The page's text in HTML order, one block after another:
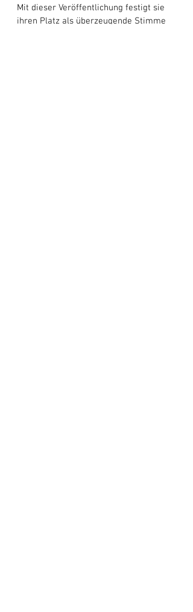
Mit dieser Veröffentlichung festigt sie
ihren Platz als überzeugende Stimme